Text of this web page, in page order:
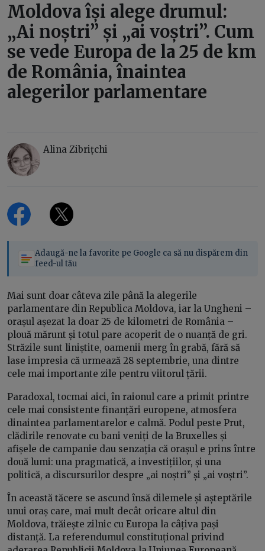
Moldova își alege drumul:
„Ai noștri” și „ai voștri”. Cum
se vede Europa de la 25 de km
de România, înaintea
alegerilor parlamentare
Alina Zibrițchi
Adaugă-ne la favorite pe Google ca să nu dispărem din
feed-ul tău
Mai sunt doar câteva zile până la alegerile
parlamentare din Republica Moldova, iar la Ungheni –
orașul așezat la doar 25 de kilometri de România –
plouă mărunt și totul pare acoperit de o nuanță de gri.
Străzile sunt liniștite, oamenii merg în grabă, fără să
lase impresia că urmează 28 septembrie, una dintre
cele mai importante zile pentru viitorul țării.
Paradoxal, tocmai aici, în raionul care a primit printre
cele mai consistente finanțări europene, atmosfera
dinaintea parlamentarelor e calmă. Podul peste Prut,
clădirile renovate cu bani veniți de la Bruxelles și
afișele de campanie dau senzația că orașul e prins între
două lumi: una pragmatică, a investițiilor, și una
politică, a discursurilor despre „ai noștri” și „ai voștri”.
În această tăcere se ascund însă dilemele și așteptările
unui oraș care, mai mult decât oricare altul din
Moldova, trăiește zilnic cu Europa la câțiva pași
distanță. La referendumul constituțional privind